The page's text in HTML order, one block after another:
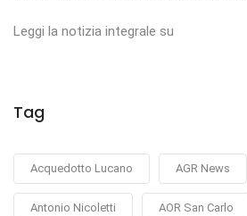
Leggi la notizia integrale su
Tag
Acquedotto Lucano AGR News
Antonio Nicoletti AOR San Carlo